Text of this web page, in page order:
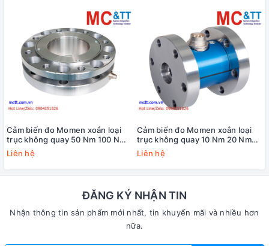
Cảm biến đo Momen xoắn loại
trục không quay 50 Nm 100 Nm
200 Nm 500 Nm 1000 Nm 2000
Nm 5000 Nm 10000 Nm Lorenz
Liên hệ
Cảm biến đo Momen xoắn loại
trục không quay 10 Nm 20 Nm
50 Nm 100 Nm 200 Nm 500 Nm
1000 Nm 2000 Nm 5000 Nm
Liên hệ
ĐĂNG KÝ NHẬN TIN
Nhận thông tin sản phẩm mới nhất, tin khuyến mãi và nhiều hơn
nữa.